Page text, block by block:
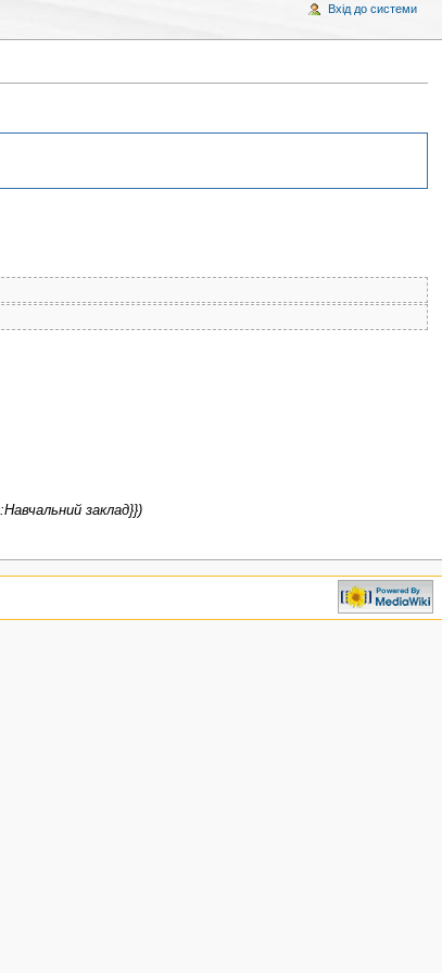
заклад}})
Вхід до системи